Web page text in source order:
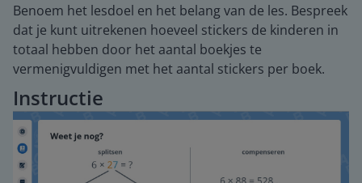
Benoem het lesdoel en het belang van de les. Bespreek
dat je kunt uitrekenen hoeveel stickers de kinderen in
totaal hebben door het aantal boekjes te
vermenigvuldigen met het aantal stickers per boek.
Instructie